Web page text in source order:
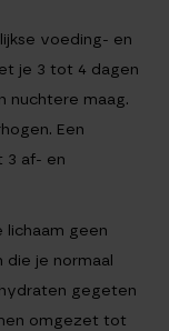
voeding- en
je 3 tot 4 dagen
nuchtere maag.
Een
3 af- en
geen
die je normaal
gegeten
omgezet tot